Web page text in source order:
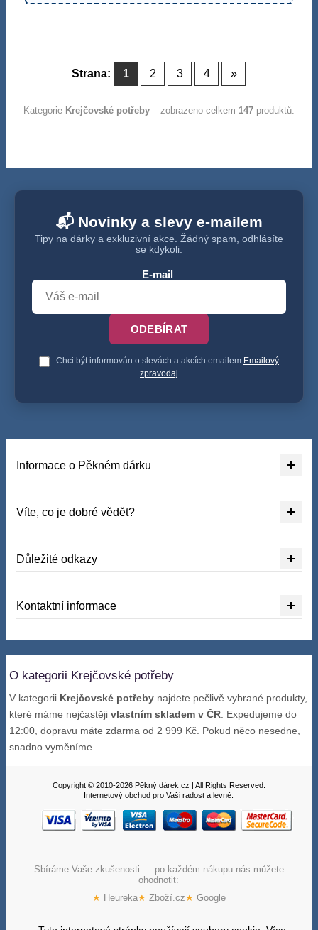
Strana: 1 2 3 4 »
Kategorie Krejčovské potřeby– zobrazeno celkem 147produktů.
📬 Novinky a slevy e-mailem
Tipy na dárky a exkluzivní akce. Žádný spam, odhlásíte
se kdykoli.
E-mail
ODEBÍRAT
Chci být informován o slevách a akcích emailem Emailový
zpravodaj
Informace o Pěkném dárku
Víte, co je dobré vědět?
Důležité odkazy
Kontaktní informace
O kategorii Krejčovské potřeby
V kategorii Krejčovské potřeby najdete pečlivě vybrané produkty,
které máme nejčastějivlastním skladem v ČR . Expedujeme do
12:00, dopravu máte zdarma od 2 999 Kč. Pokud něco nesedne,
snadno vyměníme.
Copyright © 2010-2026 Pěkný dárek.cz | All Rights Reserved.
Internetový obchod pro Vaši radost a levně.
Sbíráme Vaše zkušenosti — po každém nákupu nás můžete
ohodnotit:
★ Heureka★ Zboží.cz★ Google